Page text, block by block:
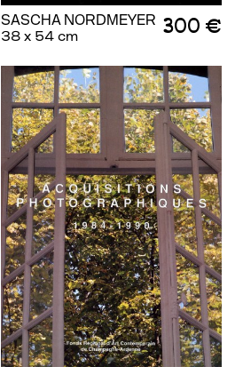
SASCHA NORDMEYER
38 x 54 cm
300 €